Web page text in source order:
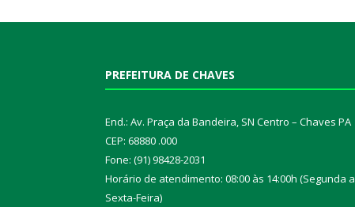
PREFEITURA DE CHAVES
End.: Av. Praça da Bandeira, SN Centro – Chaves PA
CEP: 68880 .000
Fone: (91) 98428-2031
Horário de atendimento: 08:00 às 14:00h (Segunda a
Sexta-Feira)